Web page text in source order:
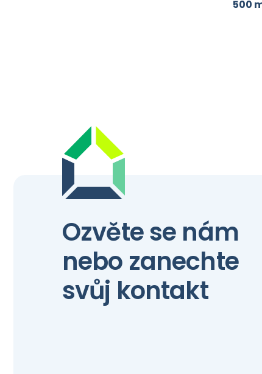
500
Ozvěte se nám
nebo zanechte
svůj kontakt